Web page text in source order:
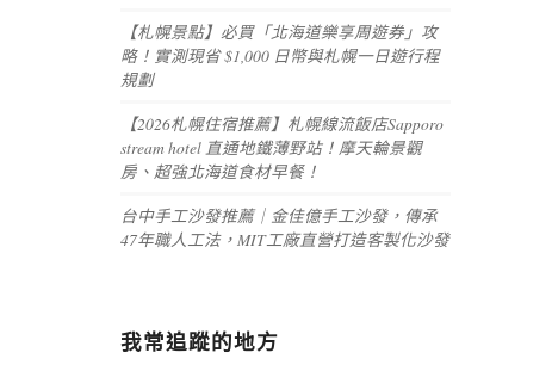
【札幌景點】必買「北海道樂享周遊券」攻
略！實測現省 $1,000 日幣與札幌一日遊行程
規劃
【2026札幌住宿推薦】札幌線流飯店Sapporo
stream hotel 直通地鐵薄野站！摩天輪景觀
房、超強北海道食材早餐！
台中手工沙發推薦｜金佳億手工沙發，傳承
47年職人工法，MIT工廠直營打造客製化沙發
我常追蹤的地方